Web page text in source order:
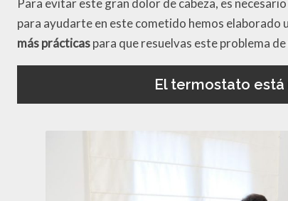
Para evitar este gran dolor de cabeza, es
para ayudarte en este cometido hemos elaborado
más prácticaspara que resuelvas este problema
El termostato